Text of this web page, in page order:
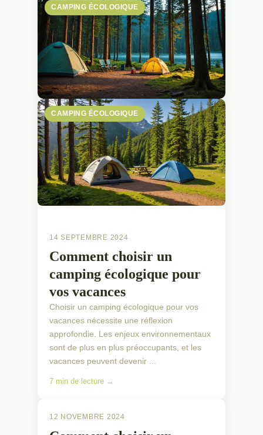
CAMPING ÉCOLOGIQUE
CAMPING ÉCOLOGIQUE
14 SEPTEMBRE 2024
Comment choisir un
camping écologique pour
vos vacances
Choisir un camping écologique pour vos
vacances nécessite une réflexion
approfondie. Les enjeux environnementaux
sont de plus en plus préoccupants, et les
vacances peuvent devenir ...
7 min de lecture →
12 NOVEMBRE 2024